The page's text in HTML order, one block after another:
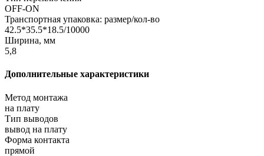
OFF-ON
Транспортная упаковка: размер/кол-во
42.5*35.5*18.5/10000
Ширина, мм
5,8
Дополнительные характеристики
Метод монтажа
на плату
Тип выводов
вывод на плату
Форма контакта
прямой